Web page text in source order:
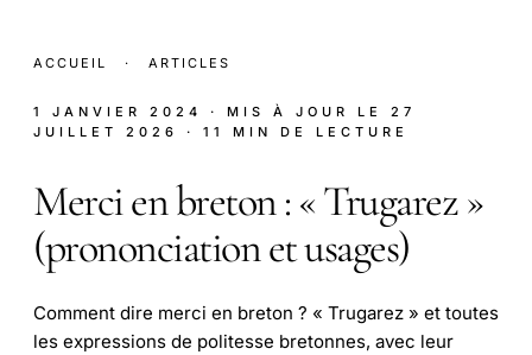
ACCUEIL · ARTICLES
1 JANVIER 2024 · MIS À JOUR LE 27
JUILLET 2026
· 11 MIN DE LECTURE
Merci en breton : « Trugarez »
(prononciation et usages)
Comment dire merci en breton ? « Trugarez » et toutes
les expressions de politesse bretonnes, avec leur